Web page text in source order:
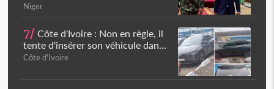
Niger
7/ Côte d'Ivoire : Non en règle, il
tente d'insérer son véhicule dan...
Côte d'Ivoire